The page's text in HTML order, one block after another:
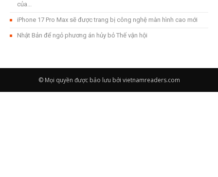
của...
iPhone 17 Pro Max sẽ được trang bị công nghệ màn hình cao mới
Nhật Bản để ngỏ phương án hủy bỏ Thế vận hội
© Mọi quyền được bảo lưu bởi vietnamreaders.com